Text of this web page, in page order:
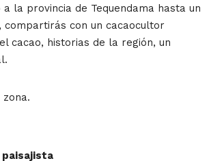
a la provincia de Tequendama hasta un
compartirás con un cacaocultor
cacao, historias de la región, un
paisajista